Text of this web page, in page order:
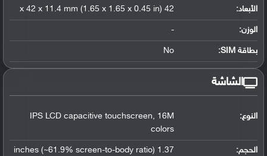
الأبعاد: 42 x 42 x 11.4 mm (1.65 x 1.65 x 0.45 in)
الوزن: -
بطاقة SIM: No
الشاشة
النوع:
IPS LCD capacitive touchscreen, 16M
colors
الحجم: 1.37 inches (~61.9% screen-to-body ratio)